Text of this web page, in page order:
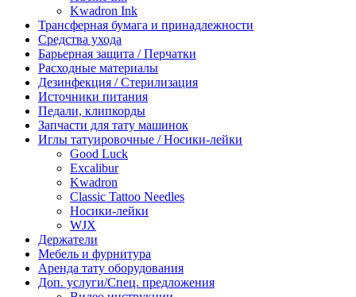
Kwadron Ink
Трансферная бумага и принадлежности
Средства ухода
Барьерная защита / Перчатки
Расходные материалы
Дезинфекция / Стерилизация
Источники питания
Педали, клипкорды
Запчасти для тату машинок
Иглы татуировочные / Носики-лейки
Good Luck
Excalibur
Kwadron
Classic Tattoo Needles
Носики-лейки
WJX
Держатели
Мебель и фурнитура
Аренда тату оборудования
Доп. услуги/Спец. предложения